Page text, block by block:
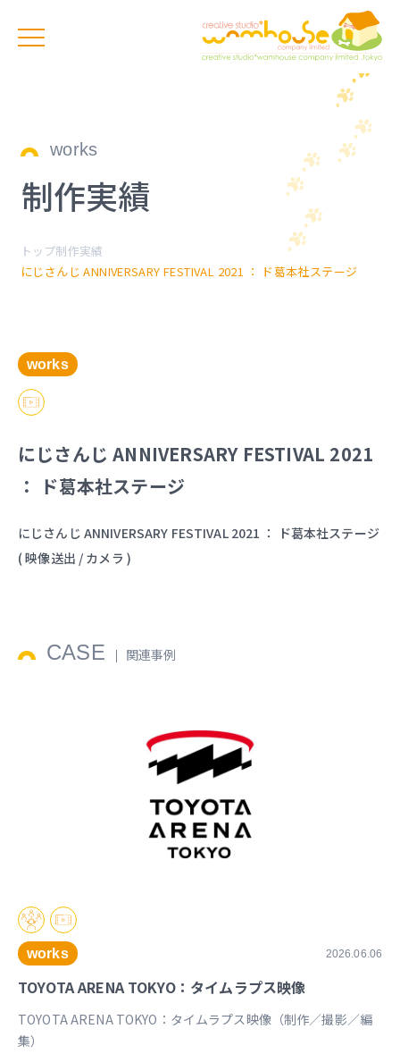
works
制作実績
トップ制作実績
にじさんじ ANNIVERSARY FESTIVAL 2021 ： ド葛本社ステージ
works
にじさんじ ANNIVERSARY FESTIVAL 2021
： ド葛本社ステージ
にじさんじ ANNIVERSARY FESTIVAL 2021 ： ド葛本社ステージ
( 映像送出 / カメラ )
CASE 関連事例
works 2026.06.06
TOYOTA ARENA TOKYO：タイムラプス映像
TOYOTA ARENA TOKYO：タイムラプス映像（制作／撮影／編
集）